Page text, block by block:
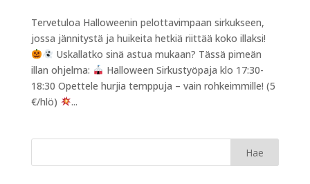
Tervetuloa Halloweenin pelottavimpaan sirkukseen,
jossa jännitystä ja huikeita hetkiä riittää koko illaksi!
Uskallatko sinä astua mukaan? Tässä pimeän
illan ohjelma:
Halloween Sirkustyöpaja klo 17:30-
18:30 Opettele hurjia temppuja – vain rohkeimmille! (5
€/hlö)
...